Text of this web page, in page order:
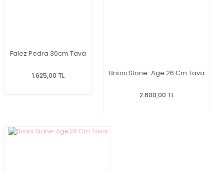
Falez Pedra 30cm Tava
1.625,00 TL Brioni Stone-Age 26 Cm Tava
2.600,00 TL